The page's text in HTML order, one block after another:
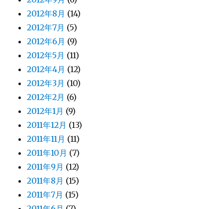
2012年8月 (14)
2012年7月 (5)
2012年6月 (9)
2012年5月 (11)
2012年4月 (12)
2012年3月 (10)
2012年2月 (6)
2012年1月 (9)
2011年12月 (13)
2011年11月 (11)
2011年10月 (7)
2011年9月 (12)
2011年8月 (15)
2011年7月 (15)